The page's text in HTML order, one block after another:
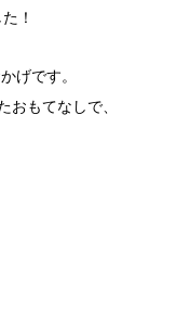
！
げです。
おもてなしで、